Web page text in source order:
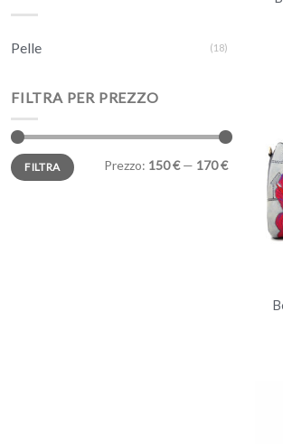
Pelle (18)
FILTRA PER PREZZO
Prezzo
Min
Prezzo
MaxFILTRA Prezzo: 150 €— 170 €